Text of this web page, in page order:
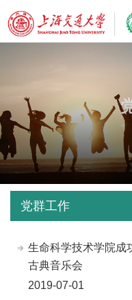
党群工作
生命科学技术学院成
古典音乐会
2019-07-01